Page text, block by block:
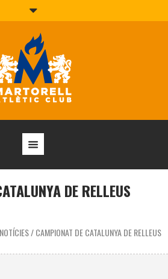
DE RELLEUS
NOTÍCIES/CAMPIONAT DE CATALUNYA DE RELLEUS